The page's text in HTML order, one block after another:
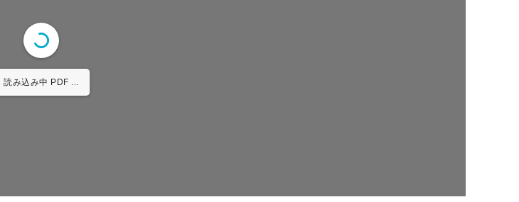
読み込み中 PDF 6% ...